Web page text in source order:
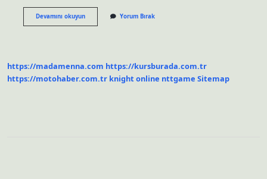
Devamını okuyunSabit
Fikirli
Yorum Bırak
https://madamenna.com https://kursburada.com.tr
https://motohaber.com.tr knight online nttgame Sitemap